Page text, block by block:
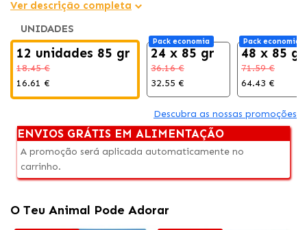
Vitaminas C e E fortalecem as defesas naturais dos
filhotes.
Prebióticos e proteínas altamente digestíveis mantêm
a saúde gastrointestinal.
Ver descrição completa
UNIDADES
12 unidades 85 gr
18.45 €
16.61 €
Pack economia
24 x 85 gr
36.16 €
32.55 €
Pack economia
48 x 85 gr
71.59 €
64.43 €
Descubra as nossas promoções
ENVIOS GRÁTIS EM ALIMENTAÇÃO
A promoção será aplicada automaticamente no
carrinho.
O Teu Animal Pode Adorar